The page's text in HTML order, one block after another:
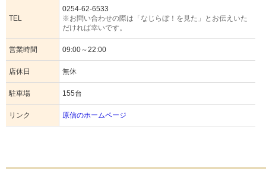
TEL
0254-62-6533
※お問い合わせの際は「なじらぼ！を見た」とお伝えいた
だければ幸いです。
営業時間 09:00～22:00
店休日 無休
駐車場 155台
リンク 原信のホームページ